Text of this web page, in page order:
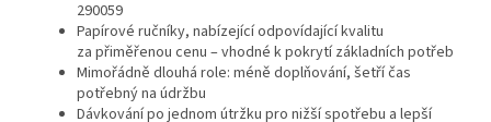
290059
Papírové ručníky, nabízející odpovídající kvalitu
za přiměřenou cenu – vhodné k pokrytí základních potřeb
Mimořádně dlouhá role: méně doplňování, šetří čas
potřebný na údržbu
Dávkování po jednom útržku pro nižší spotřebu a lepší